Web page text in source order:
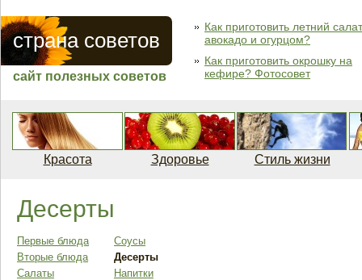
страна советов
сайт полезных советов
Как приготовить летний
авокадо и огурцом?
Как приготовить окрошку на
кефире? Фотосовет
Красота Здоровье Стиль жизни
Десерты
Первые блюда
Вторые блюда
Салаты
Соусы
Десерты
Напитки